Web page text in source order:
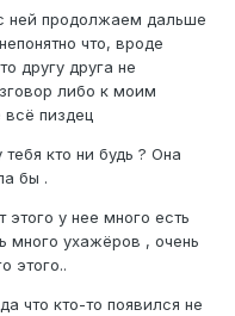
ней продолжаем дальше
что, вроде
другу друга не
либо к моим
пиздец
кто ни будь ? Она
бы .
у нее много есть
много ухажёров , очень
этого..
что кто-то появился не